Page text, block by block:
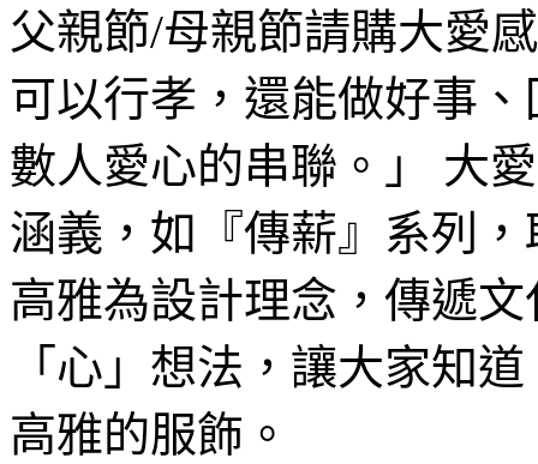
父親節/母親節請購大愛
可以行孝，還能做好事
數人愛心的串聯。」 大
涵義，如『傳薪』系列
高雅為設計理念，傳遞
「心」想法，讓大家知
高雅的服飾。